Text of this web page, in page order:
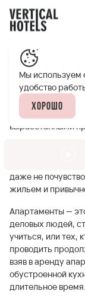
Апарт-отели
Уезжая в другой
домашним
выработанными
Поселившись в
даже не
жильем и
Апартаменты —
деловых людей,
учиться, или тех,
проводить
взяв в аренду
обустроенной
длительное время.
Мы используем
удобство
Хорошо